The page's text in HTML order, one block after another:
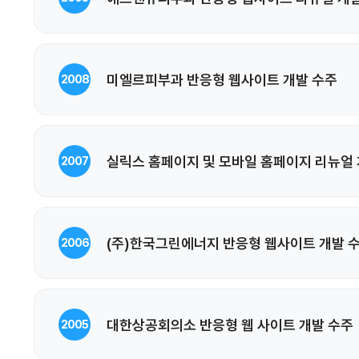
2008 미엘르피부과 반응형 웹사이트 개발 수주
2007 실릭스 홈페이지 및 모바일 홈페이지 리뉴얼
2006 (주)한국그린에너지 반응형 웹사이트 개발
2005 대한상공회의소 반응형 웹 사이트 개발 수주